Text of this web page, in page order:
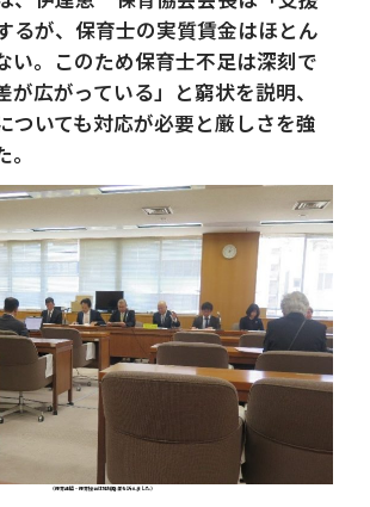
るが、保育士の実質賃金はほとん
い。このため保育士不足は深刻で
が広がっている」と窮状を説明、
ついても対応が必要と厳しさを強
（保育連盟・保育協会は地域格差を訴えました）